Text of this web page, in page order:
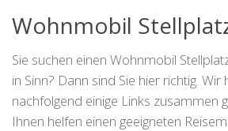
Wohnmobil
Sie suchen einen Wohnmobil
in Sinn? Dann sind Sie hier richtig. Wir
nachfolgend einige Links zusammen
Ihnen helfen einen geeigneten